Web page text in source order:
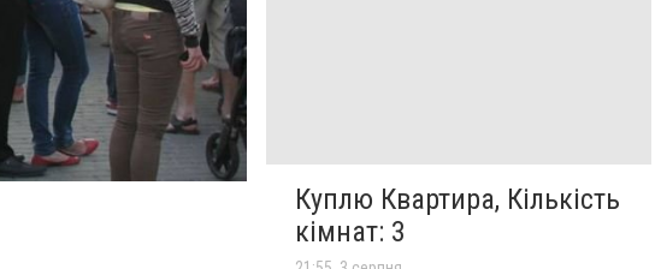
Куплю Квартира, Кількість
кімнат: 3